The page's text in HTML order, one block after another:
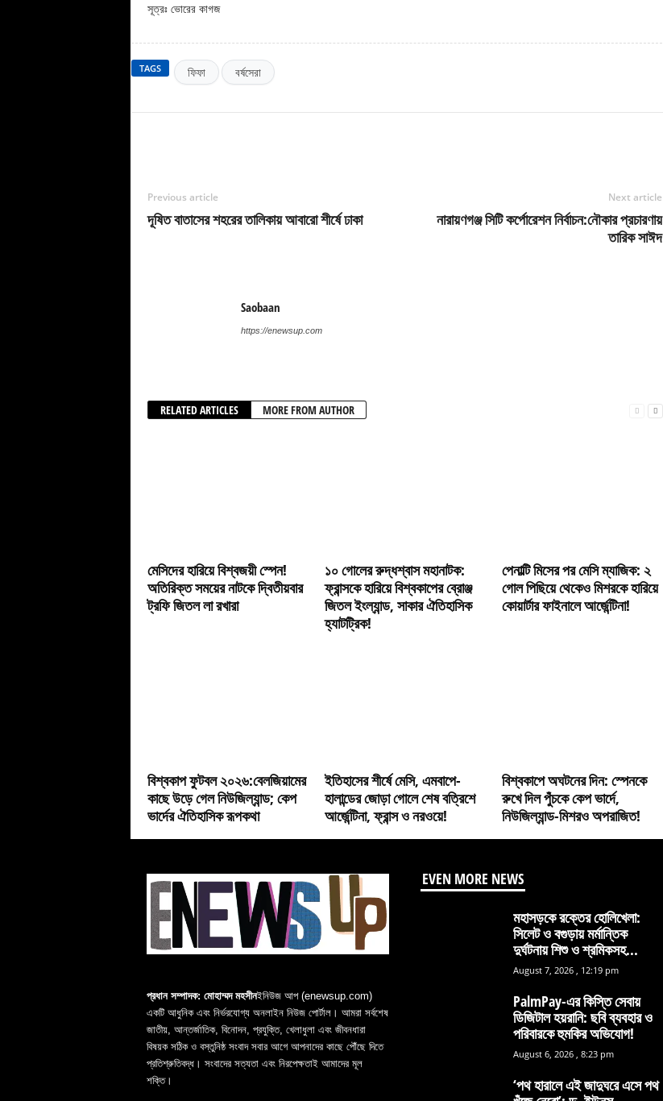
সূত্রঃ ভোরের কাগজ
TAGS ফিফা বর্ষসেরা
Previous article
দূষিত বাতাসের শহরের তালিকায় আবারো শীর্ষে ঢাকা
Next article
নারায়ণগঞ্জ সিটি কর্পোরেশন নির্বাচন:নৌকার প্রচারণায়
তারিক সাঈদ
Saobaan
https://enewsup.com
RELATED ARTICLES MORE FROM AUTHOR
মেসিদের হারিয়ে বিশ্বজয়ী স্পেন!
অতিরিক্ত সময়ের নাটকে দ্বিতীয়বার
ট্রফি জিতল লা রখারা
১০ গোলের রুদ্ধশ্বাস মহানাটক:
ফ্রান্সকে হারিয়ে বিশ্বকাপের ব্রোঞ্জ
জিতল ইংল্যান্ড, সাকার ঐতিহাসিক
হ্যাটট্রিক!
পেনাল্টি মিসের পর মেসি ম্যাজিক: ২
গোল পিছিয়ে থেকেও মিশরকে হারিয়ে
কোয়ার্টার ফাইনালে আর্জেন্টিনা!
বিশ্বকাপ ফুটবল ২০২৬:বেলজিয়ামের
কাছে উড়ে গেল নিউজিল্যান্ড; কেপ
ভার্দের ঐতিহাসিক রূপকথা
ইতিহাসের শীর্ষে মেসি, এমবাপে-
হালান্ডের জোড়া গোলে শেষ বত্রিশে
আর্জেন্টিনা, ফ্রান্স ও নরওয়ে!
বিশ্বকাপে অঘটনের দিন: স্পেনকে
রুখে দিল পুঁচকে কেপ ভার্দে,
নিউজিল্যান্ড-মিশরও অপরাজিত!
প্রধান সম্পাদক: মোহাম্মদ মহসীনইনিউজ আপ (enewsup.com)
একটি আধুনিক এবং নির্ভরযোগ্য অনলাইন নিউজ পোর্টাল। আমরা সর্বশেষ
জাতীয়, আন্তর্জাতিক, বিনোদন, প্রযুক্তি, খেলাধুলা এবং জীবনধারা
বিষয়ক সঠিক ও বস্তুনিষ্ঠ সংবাদ সবার আগে আপনাদের কাছে পৌঁছে দিতে
প্রতিশ্রুতিবদ্ধ। সংবাদের সত্যতা এবং নিরপেক্ষতাই আমাদের মূল
শক্তি।
EVEN MORE NEWS
মহাসড়কে রক্তের হোলিখেলা:
সিলেট ও বগুড়ায় মর্মান্তিক
দুর্ঘটনায় শিশু ও শ্রমিকসহ...
August 7, 2026 , 12:19 pm
PalmPay-এর কিস্তি সেবায়
ডিজিটাল হয়রানি: ছবি ব্যবহার ও
পরিবারকে হুমকির অভিযোগ!
August 6, 2026 , 8:23 pm
‘পথ হারালে এই জাদুঘরে এসে পথ